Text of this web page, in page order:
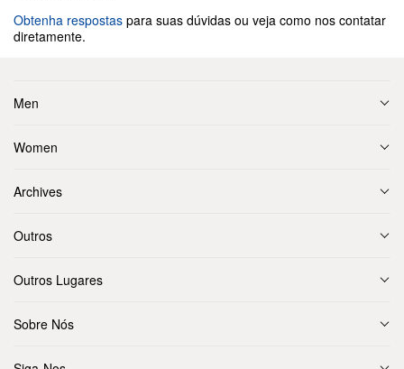
Obtenha respostas para suas dúvidas ou veja como nos contatar
diretamente.
Men
Women
Archives
Outros
Outros Lugares
Sobre Nós